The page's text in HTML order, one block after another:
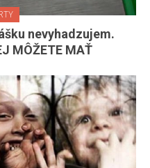
nevyhadzujem.
MÔŽETE MAŤ